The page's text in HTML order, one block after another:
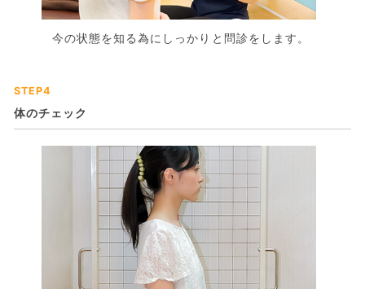
今の状態を知る為にしっかりと問診をします。
STEP4
体のチェック